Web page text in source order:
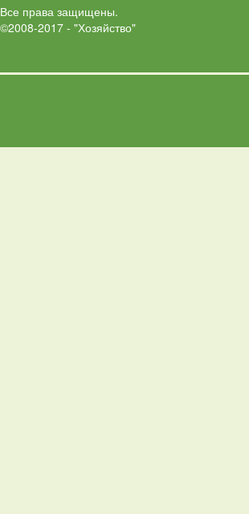
Все права защищены.
©2008-2017 - "Хозяйство"